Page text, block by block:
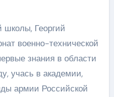
школы, Георгий
военно-технической
знания в области
учась в академии,
армии Российской